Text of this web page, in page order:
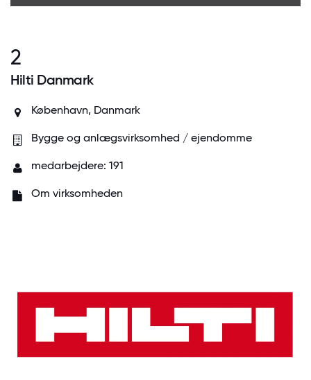
2
Hilti Danmark
København, Danmark
Bygge og anlægsvirksomhed / ejendomme
medarbejdere: 191
Om virksomheden